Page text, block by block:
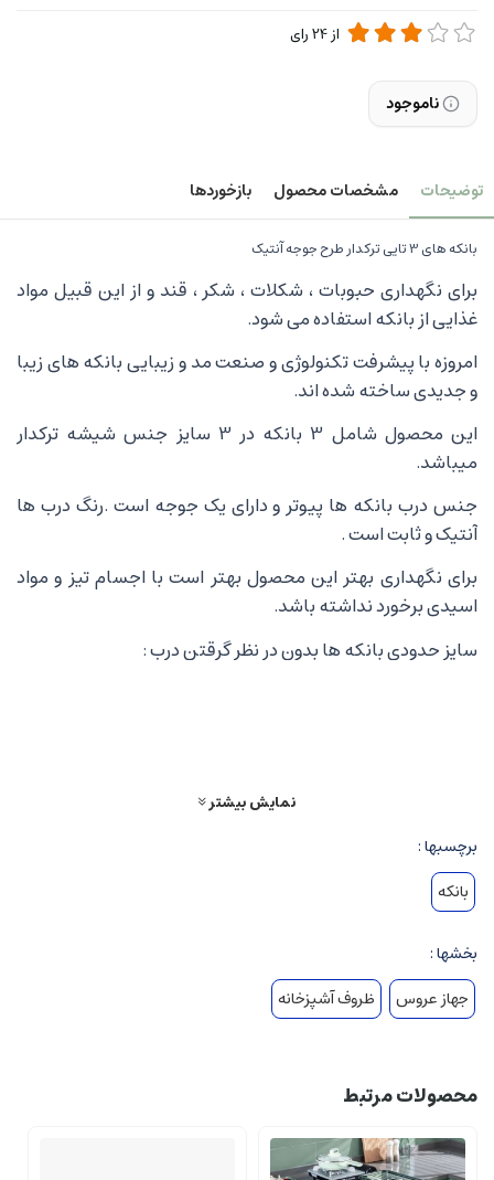
از24رای
ناموجود
توضیحات مشخصات محصول بازخوردها
بانکه های 3 تایی ترکدار طرح جوجه آنتیک
برای نگهداری حبوبات ، شکلات ، شکر ، قند و از این قبیل مواد
غذایی از بانکه استفاده می شود.
امروزه با پیشرفت تکنولوژی و صنعت مد و زیبایی بانکه های زیبا
و جدیدی ساخته شده اند.
این محصول شامل 3 بانکه در 3 سایز جنس شیشه ترکدار
میباشد.
جنس درب بانکه ها پیوتر و دارای یک جوجه است .رنگ درب ها
آنتیک و ثابت است .
برای نگهداری بهتر این محصول بهتر است با اجسام تیز و مواد
اسیدی برخورد نداشته باشد.
سایز حدودی بانکه ها بدون در نظر گرقتن درب :
نمایش بیشتر
برچسبها :
بانکه
بخشها :
جهاز عروس
ظروف آشپزخانه
محصولات مرتبط